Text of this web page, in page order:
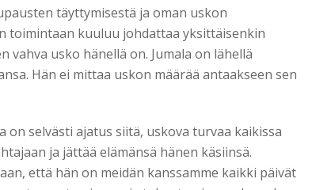
täyttymisestä ja oman uskon
toimintaan kuuluu johdattaa yksittäisenkin
vahva usko hänellä on. Jumala on lähellä
Hän ei mittaa uskon määrää antaakseen sen
on selvästi ajatus siitä, uskova turvaa kaikissa
ja jättää elämänsä hänen käsiinsä.
että hän on meidän kanssamme kaikki päivät